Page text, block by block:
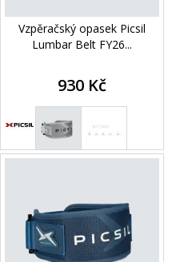
Vzpěračský opasek Picsil
Lumbar Belt FY26...
930 Kč